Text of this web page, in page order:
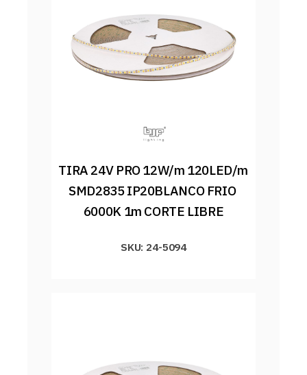
TIRA 24V PRO 12W/m 120LED/m
SMD2835 IP20BLANCO FRIO
6000K 1m CORTE LIBRE
SKU: 24-5094